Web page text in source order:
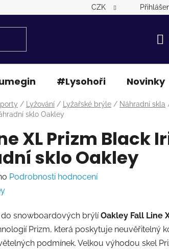
CZK
#Lysohoři Novinky
/ Lyžování / Lyžařské brýle / Náhradní skla
sklo Oakley
XL Prizm Black
sklo Oakley
Podrobnosti hodnocení
do snowboardových brýlí Oakley Fall Line
Prizm, která poskytuje neuvěřitelný
podmínek. Velkou výhodou skel